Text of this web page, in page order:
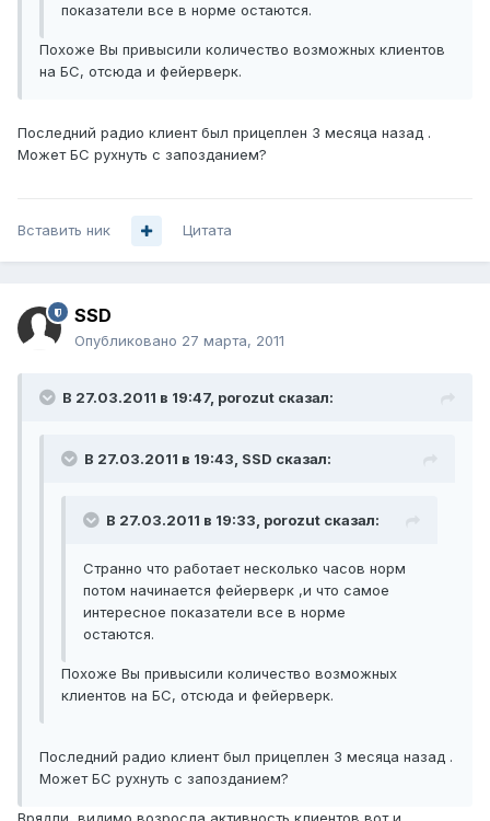
показатели все в норме остаются.
Похоже Вы привысили количество возможных клиентов
на БС, отсюда и фейерверк.
Последний радио клиент был прицеплен 3 месяца назад .
Может БС рухнуть с запозданием?
Вставить ник Цитата
SSD
Опубликовано 27 марта, 2011
В 27.03.2011 в 19:47, porozut сказал:
В 27.03.2011 в 19:43, SSD сказал:
В 27.03.2011 в 19:33, porozut сказал:
Странно что работает несколько часов норм
потом начинается фейерверк ,и что самое
интересное показатели все в норме
остаются.
Похоже Вы привысили количество возможных
клиентов на БС, отсюда и фейерверк.
Последний радио клиент был прицеплен 3 месяца назад .
Может БС рухнуть с запозданием?